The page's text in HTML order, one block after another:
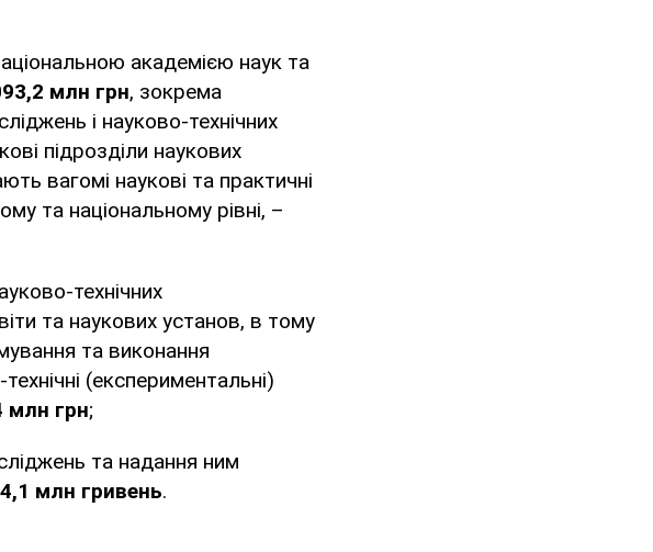
академією наук та
млн грн, зокрема
і науково-технічних
підрозділи наукових
вагомі наукові та практичні
та національному рівні, –
технічних
та наукових установ, в тому
та виконання
(експериментальні)
млн грн;
та надання ним
млн гривень.